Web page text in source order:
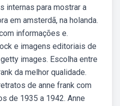
internas para mostrar a
em amsterdã, na holanda.
informações e.
e imagens editoriais de
images. Escolha entre
da melhor qualidade.
de anne frank com
de 1935 a 1942. Anne